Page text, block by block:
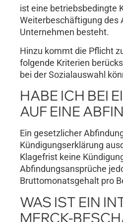
ist eine betriebsbedingte
Weiterbeschäftigung des
Unternehmen besteht.
Hinzu kommt die Pflicht
folgende Kriterien
bei der Sozialauswahl
HABE ICH BEI
AUF EINE
Ein gesetzlicher
Kündigungserklärung
Klagefrist keine
Abfindungsansprüche
Bruttomonatsgehalt pro
WAS IST EIN
MERCK-